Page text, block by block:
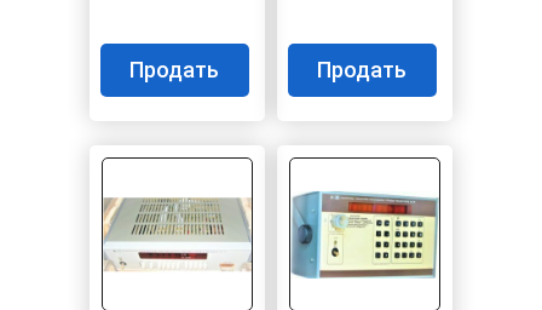
Продать Продать